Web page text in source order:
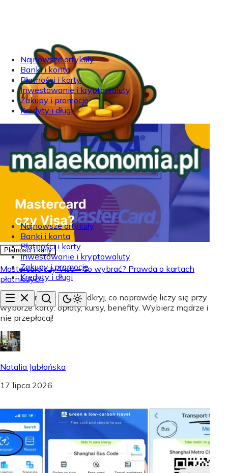
Najnowsze artykuły
Banki i konta
Płatności i karty
Inwestowanie i kryptowaluty
Zakupy i promocje
Kredyty i długi
Najnowsze artykuły
Banki i konta
Płatności i karty
Inwestowanie i kryptowaluty
Zakupy i promocje
Kredyty i długi
Płatności i karty
Mastercard czy Visa - Co wybrać? Prawda o kartach
płatniczych
Mastercard czy Visa? Odkryj, co naprawdę liczy się przy
wyborze karty: opłaty, kursy, benefity. Wybierz mądrze i
nie przepłacaj!
Natalia Jabłońska
17 lipca 2026